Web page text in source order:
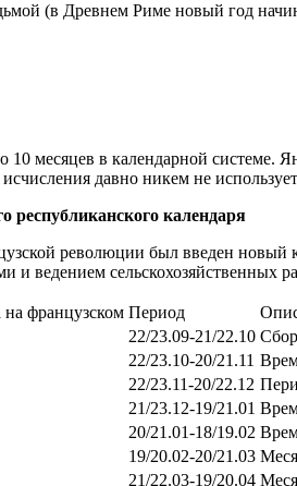
(в Древнем Риме новый год
10 месяцев в календарной системе.
исчисления давно никем не
республиканского календаря
революции был введен новый
и ведением сельскохозяйственных
на французском Период
22/23.09-21/22.10
22/23.10-20/21.11
22/23.11-20/22.12
21/23.12-19/21.01
20/21.01-18/19.02
19/20.02-20/21.03
21/22.03-19/20.04